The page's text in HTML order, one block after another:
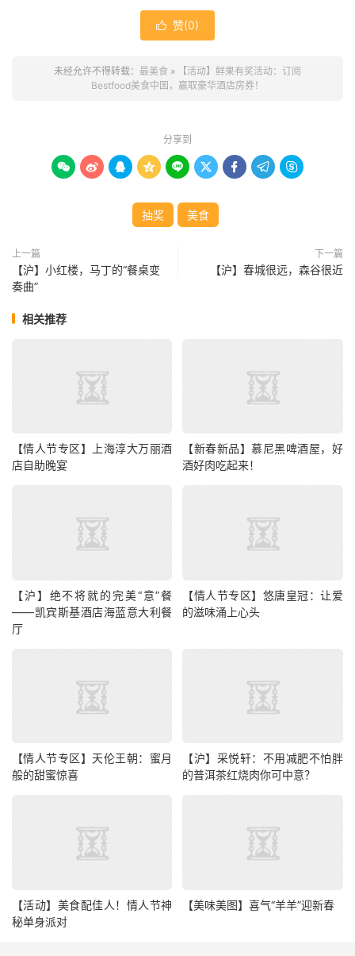
 赞(0)
未经允许不得转载： 最美食 »
【活动】鲜果有奖活动：订阅
Bestfood美食中国，赢取豪华酒店房券！
分享到
        
抽奖 美食
上一篇
【沪】小红楼，马丁的“餐桌变
奏曲”
下一篇
【沪】春城很远，森谷很近
相关推荐
【情人节专区】上海淳大万丽酒
店自助晚宴
【新春新品】慕尼黑啤酒屋，好
酒好肉吃起来！
【沪】绝不将就的完美“意”餐
——凯宾斯基酒店海蓝意大利餐
厅
【情人节专区】悠唐皇冠：让爱
的滋味涌上心头
【情人节专区】天伦王朝：蜜月
般的甜蜜惊喜
【沪】采悦轩：不用减肥不怕胖
的普洱茶红烧肉你可中意？
【活动】美食配佳人！情人节神
秘单身派对
【美味美图】喜气“羊羊”迎新春